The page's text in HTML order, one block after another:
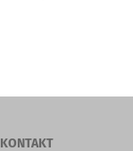
KONTAKT